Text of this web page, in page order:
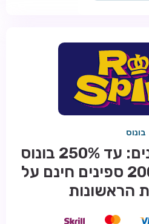
בונוס
חבילת קבלת פנים: עד 250% בונוס
עד €2,000 + 200 ספינים חינם על
הראשונות